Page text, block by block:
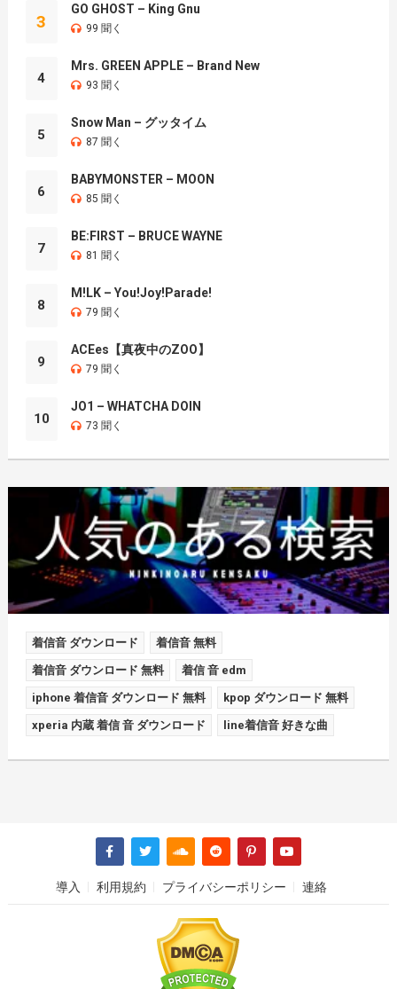
3
GO GHOST – King Gnu
99 聞く
4
Mrs. GREEN APPLE – Brand New
93 聞く
5
Snow Man – グッタイム
87 聞く
6
BABYMONSTER – MOON
85 聞く
7
BE:FIRST – BRUCE WAYNE
81 聞く
8
M!LK – You!Joy!Parade!
79 聞く
9
ACEes【真夜中のZOO】
79 聞く
10
JO1 – WHATCHA DOIN
73 聞く
着信音 ダウンロード 着信音 無料
着信音 ダウンロード 無料 着信 音 edm
iphone 着信音 ダウンロード 無料 kpop ダウンロード 無料
xperia 内蔵 着信 音 ダウンロード line着信音 好きな曲
導入 利用規約 プライバシーポリシー 連絡